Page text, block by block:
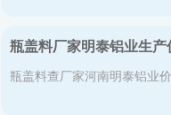
瓶盖料厂家明泰铝业生产
瓶盖料查厂家河南明泰铝业